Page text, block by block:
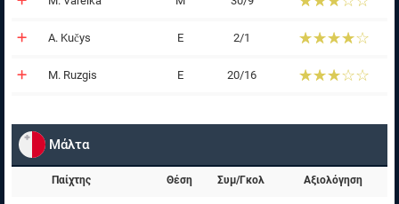
A. Kučys Ε 2/1 ☆☆☆☆☆
★★★★★
M. Ruzgis Ε 20/16 ☆☆☆☆☆
★★★★★
Μάλτα
Παίχτης Θέση Συμ/Γκολ Αξιολόγηση